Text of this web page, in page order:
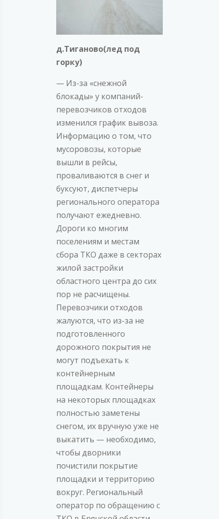
д.Тиганово(лед под
горку)
— Из-за «снежной
блокады» у компаний-
перевозчиков отходов
изменился график вывоза.
Информацию о том, что
мусоровозы, которые
вышли в рейсы,
проваливаются в снег и
буксуют, диспетчеры
регионального оператора
получают ежедневно.
Дороги ко многим
поселениям и местам
сбора ТКО даже в секторах
жилой застройки
областного центра до сих
пор не расчищены.
Перевозчики отходов
жалуются, что из-за не
подготовленного
дорожного покрытия не
могут подъехать к
контейнерным
площадкам. Контейнеры
на некоторых площадках
полностью заметены
снегом, их вручную уже не
выкатить — необходимо,
чтобы дворники
почистили покрытие
площадки и территорию
вокруг. Региональный
оператор по обращению с